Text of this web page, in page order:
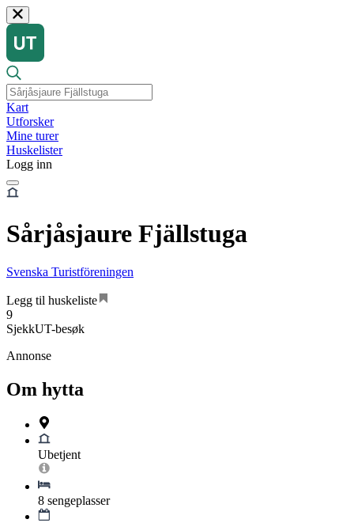
Kart
Utforsker
Mine turer
Huskelister
Logg inn
Sårjåsjaure Fjällstuga
Svenska Turistföreningen
Legg til huskeliste
9
SjekkUT-besøk
Annonse
Om hytta
Ubetjent
8 sengeplasser